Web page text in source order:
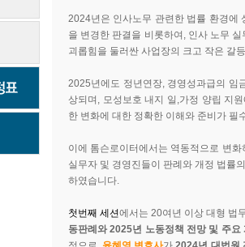
2024년은 인사노무 관련한 법률 환경에
을 변경한 판결을 비롯하여, 인사 노무
괴롭힘을 둘러싼 사업장의 크고 작은 갈
2025년에도 정년연장, 경영성과급의 임
상되며, 모성보호 내지 일,가정 양립 지
한 변화에 대한 정확한 이해와 준비가 필
이에 톰슨로이터에서는 역동적으로 변
실무자 및 경영진들이 판례와 개정 법률
하였습니다.
첫번째 세션에서는 20여년 이상 대형 법
동판례와 2025년 노동정책 전망 및 주요